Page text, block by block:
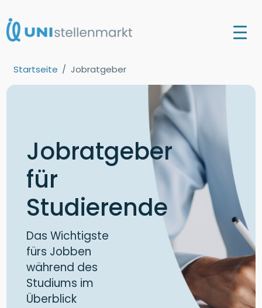
Startseite Jobratgeber
Jobratgeber
für
Studierende
Das Wichtigste
fürs Jobben
während des
Studiums im
Überblick